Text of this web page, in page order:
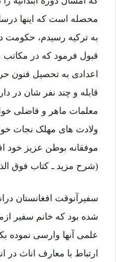
محصله است که اینها
به ترکیه رسیدم، حکومت
قبول فرمود که در
اعدادی به تحصیل فنون
قابله و چند نفر شان در
معلمات ماهر و فاضلی
ولادت های مهلک نجات
موفقانه بوطن عزیز خود
(شرح مزید ـ کتاب فوق الذکر، چاپ
سفیرآنوقت افغانستان
شده بود که خانم سفیر
علمی آنها وارسی نموده
ارتباط با معارف اناث در